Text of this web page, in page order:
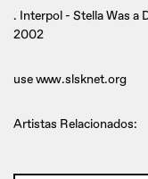
. Interpol - Stella Was a
2002
use www.slsknet.org
Artistas Relacionados: